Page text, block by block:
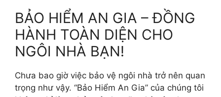
BẢO HIỂM AN GIA – ĐỒNG
HÀNH TOÀN DIỆN CHO
NGÔI NHÀ BẠN!
Chưa bao giờ việc bảo vệ ngôi nhà trở nên quan
trọng như vậy. “Bảo Hiểm An Gia” của chúng tôi